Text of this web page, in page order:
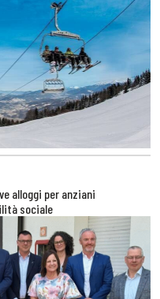
alloggi per anziani
sociale